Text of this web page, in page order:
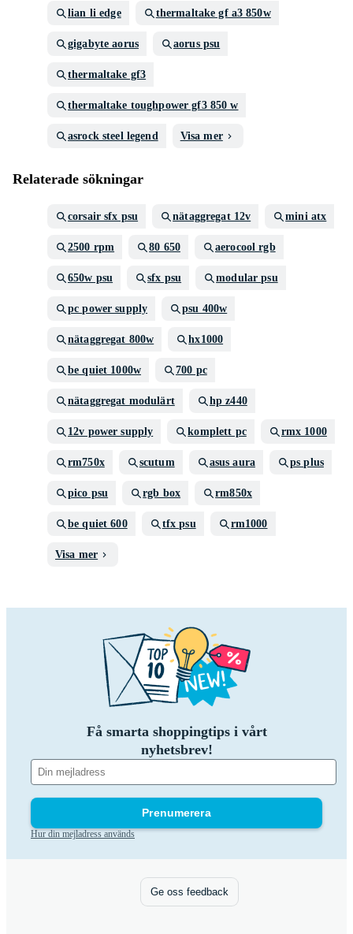
lian li edge thermaltake gf a3 850w
gigabyte aorus aorus psu
thermaltake gf3
thermaltake toughpower gf3 850 w
asrock steel legend Visa mer
Relaterade sökningar
corsair sfx psu nätaggregat 12v mini atx
2500 rpm 80 650 aerocool rgb
650w psu sfx psu modular psu
pc power supply psu 400w
nätaggregat 800w hx1000
be quiet 1000w 700 pc
nätaggregat modulärt hp z440
12v power supply komplett pc rmx 1000
rm750x scutum asus aura ps plus
pico psu rgb box rm850x
be quiet 600 tfx psu rm1000
Visa mer
Få smarta shoppingtips i vårt
nyhetsbrev!
Prenumerera
Hur din mejladress används
Ge oss feedback